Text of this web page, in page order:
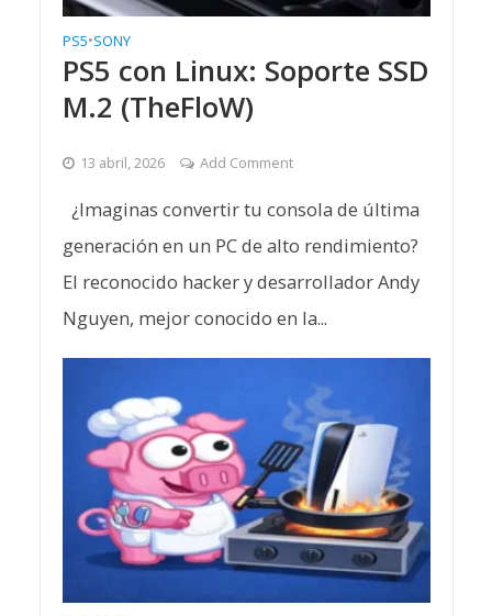
PS5•SONY
PS5 con Linux: Soporte SSD
M.2 (TheFloW)
13 abril, 2026 Add Comment
¿Imaginas convertir tu consola de última
generación en un PC de alto rendimiento?
El reconocido hacker y desarrollador Andy
Nguyen, mejor conocido en la...